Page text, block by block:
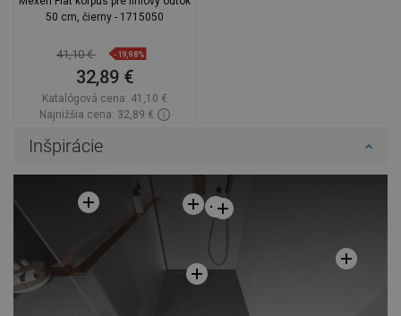
50 cm, čierny - 1715050
41,10 € -19,98%
32,89 €
Katalógová cena: 41,10 €
Najnižšia cena: 32,89 €
Obľúbené
Porovnaj
Inšpirácie